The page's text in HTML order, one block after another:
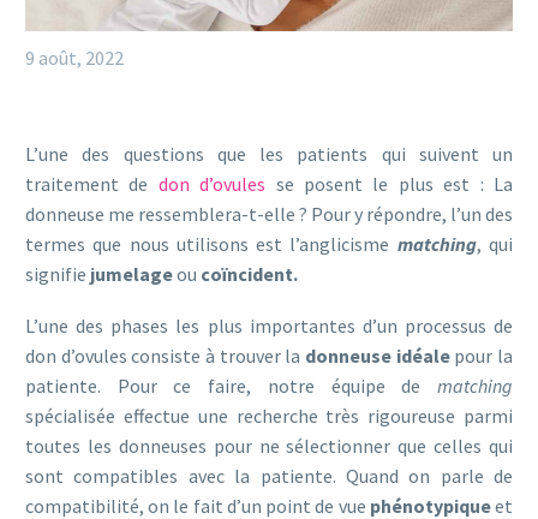
9 août, 2022
L’une des questions que les patients qui suivent un
traitement de don d’ovules se posent le plus est : La
donneuse me ressemblera-t-elle ? Pour y répondre, l’un des
termes que nous utilisons est l’anglicisme matching, qui
signifie jumelageou coïncident.
L’une des phases les plus importantes d’un processus de
don d’ovules consiste à trouver la donneuse idéalepour la
patiente. Pour ce faire, notre équipe de matching
spécialisée effectue une recherche très rigoureuse parmi
toutes les donneuses pour ne sélectionner que celles qui
sont compatibles avec la patiente. Quand on parle de
compatibilité, on le fait d’un point de vue phénotypiqueet